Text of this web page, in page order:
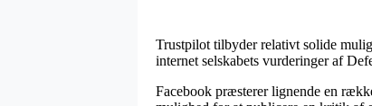
Trustpilot tilbyder relativt solide
internet selskabets vurderinger af
Facebook præsterer lignende en